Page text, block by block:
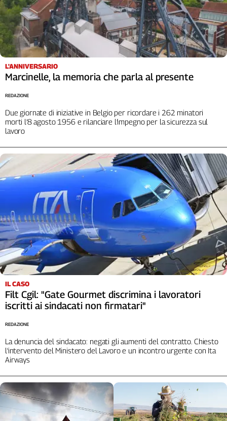
L'ANNIVERSARIO
Marcinelle, la memoria che parla al presente
Due giornate di iniziative in Belgio per ricordare i 262 minatori
morti l’8 agosto 1956 e rilanciare l’impegno per la sicurezza sul
lavoro
REDAZIONE
IL CASO
Filt Cgil: "Gate Gourmet discrimina i lavoratori
iscritti ai sindacati non firmatari"
La denuncia del sindacato: negati gli aumenti del contratto. Chiesto
l'intervento del Ministero del Lavoro e un incontro urgente con Ita
Airways
REDAZIONE